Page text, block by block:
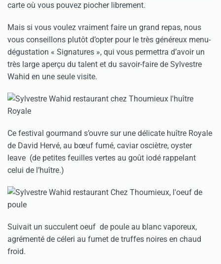
carte où vous pouvez piocher librement.
Mais si vous voulez vraiment faire un grand repas, nous
vous conseillons plutôt d’opter pour le très généreux menu-
dégustation « Signatures », qui vous permettra d’avoir un
très large aperçu du talent et du savoir-faire de Sylvestre
Wahid en une seule visite.
Ce festival gourmand s’ouvre sur une délicate huître Royale
de David Hervé, au bœuf fumé, caviar osciètre, oyster
leave (de petites feuilles vertes au goût iodé rappelant
celui de l’huître.)
Suivait un succulent oeuf de poule au blanc vaporeux,
agrémenté de céleri au fumet de truffes noires en chaud
froid.